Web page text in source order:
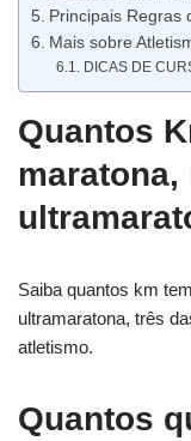
Principais Regras
Mais sobre
DICAS DE
Quantos
maratona,
Saiba quantos km
ultramaratona, três
atletismo.
Quantos